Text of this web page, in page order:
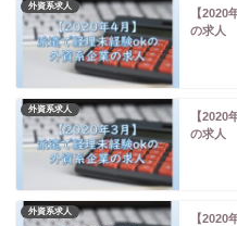
外資系求人
【2020
の求人
外資系求人
【2020
の求人
外資系求人
【2020